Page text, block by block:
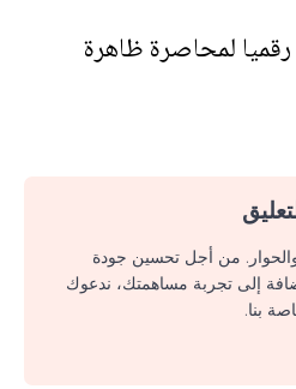
رقميا لمحاصرة ظاهرة
والحوار. من أجل تحسين جودة
إلى تجربة مساهمتك، ندعوك
بنا.